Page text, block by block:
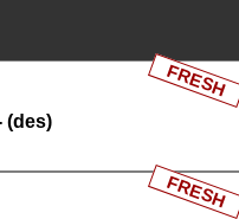
(des)
FRESH
FRESH